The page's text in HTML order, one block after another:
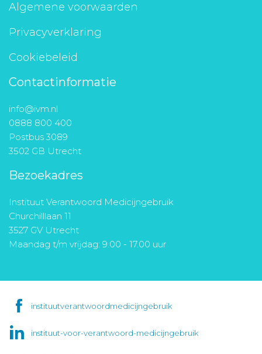
Algemene voorwaarden
Privacyverklaring
Cookiebeleid
Contactinformatie
info@ivm.nl
0888 800 400
Postbus 3089
3502 GB Utrecht
Bezoekadres
Instituut Verantwoord Medicijngebruik
Churchilllaan 11
3527 GV Utrecht
Maandag t/m vrijdag: 9.00 - 17.00 uur
instituutverantwoordmedicijngebruik
instituut-voor-verantwoord-medicijngebruik